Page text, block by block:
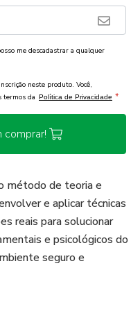
me descadastrar a qualquer
neste produto. Você,
termos da Política de Privacidade *
comprar!
método de teoria e
e aplicar técnicas
reais para solucionar
e psicológicos do
seguro e